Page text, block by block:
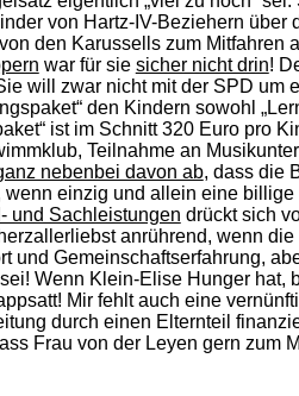
von Hartz-IV-Beziehern
den Karussells zum
war für sie sicher nicht drin!
will zwar nicht mit der SPD
den Kindern sowohl
ist im Schnitt 320 Euro pro
Teilnahme an
nebenbei davon ab, dass die
einzig und allein eine billige
und Sachleistungen drückt sich
anrührend, wenn
und Gemeinschaftserfahrung,
Wenn Klein-Elise Hunger
Mir fehlt auch eine
durch einen Elternteil
Frau von der Leyen gern zum